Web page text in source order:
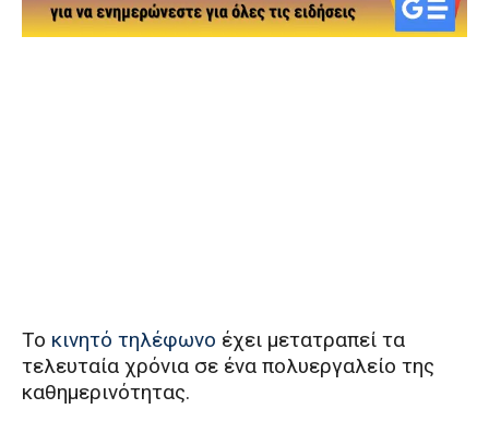
Το κινητό τηλέφωνο έχει μετατραπεί τα
τελευταία χρόνια σε ένα πολυεργαλείο της
καθημερινότητας.